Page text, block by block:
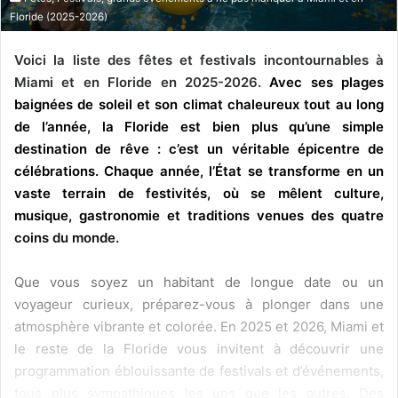
Floride (2025-2026)
Voici la liste des fêtes et festivals incontournables à
Miami et en Floride en 2025-2026.Avec ses plages
baignées de soleil et son climat chaleureux tout au long
de l’année, la Floride est bien plus qu’une simple
destination de rêve : c’est un véritable épicentre de
célébrations. Chaque année, l’État se transforme en un
vaste terrain de festivités, où se mêlent culture,
musique, gastronomie et traditions venues des quatre
coins du monde.
Que vous soyez un habitant de longue date ou un
voyageur curieux, préparez-vous à plonger dans une
atmosphère vibrante et colorée. En 2025 et 2026, Miami et
le reste de la Floride vous invitent à découvrir une
programmation éblouissante de festivals et d’événements,